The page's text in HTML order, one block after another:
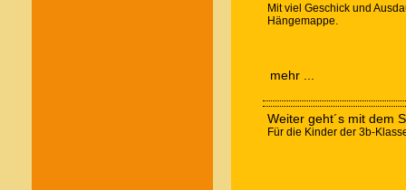
Mit viel Geschick und
Hängemappe.
mehr ...
Weiter geht´s mit dem
Für die Kinder der 3b-